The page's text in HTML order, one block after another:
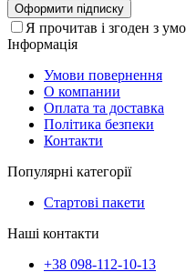
Оформити підписку
Я прочитав і згоден з
Інформація
Умови повернення
О компании
Оплата та доставка
Політика безпеки
Контакти
Популярні категорії
Стартові пакети
Наші контакти
+38 098-112-10-13